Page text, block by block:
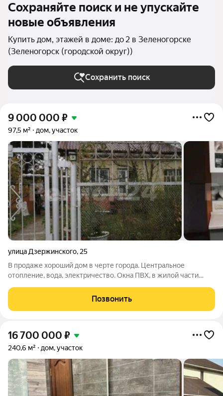
Сохраняйте поиск и не упускайте
новые объявления
Купить дом, этажей в доме: до 2 в Зеленогорске
(Зеленогорск (городской округ))
Сохранить поиск
9 000 000 ₽
97,5 м² дом, участок
улица Дзержинского, 25
В продаже хороший дом в черте города. Центральное
отопление, вода, электричество. Окна ПВХ, в жилой части
14,3 соток в собственности. Есть 2 теплицы, хозпостройки,
гараж из бетонных блоков,
Позвонить
16 700 000 ₽
240,6 м² дом, участок